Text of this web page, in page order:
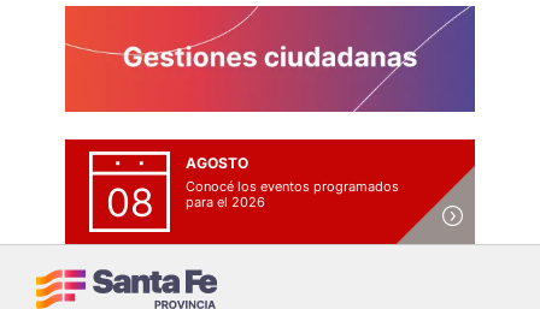
08
AGOSTO
Conocé los eventos programados
para el 2026